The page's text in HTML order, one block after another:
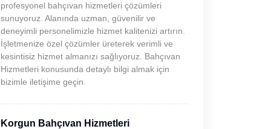
profesyonel bahçıvan hizmetleri çözümleri
sunuyoruz. Alanında uzman, güvenilir ve
deneyimli personelimizle hizmet kalitenizi artırın.
İşletmenize özel çözümler üreterek verimli ve
kesintisiz hizmet almanızı sağlıyoruz. Bahçıvan
Hizmetleri konusunda detaylı bilgi almak için
bizimle iletişime geçin.
Korgun Bahçıvan Hizmetleri